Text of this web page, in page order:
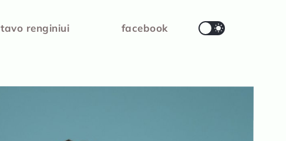
tavo renginiui facebook